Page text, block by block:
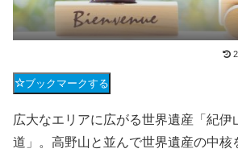
ブックマークする
広大なエリアに広がる世界遺産「紀伊
道」。高野山と並んで世界遺産の中核